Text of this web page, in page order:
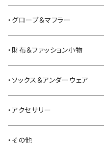
BATTLE LAKE
Barbour
BAYSIDE
BELSTAFF
BIG BILL
パーカー
ジャージ・スウェット
ハーフパンツ・ショートパンツ
ボストンバッグ・ダッフルバッグ
ヒップバッグ・ファニーパック
ブリーフケース
ツールバッグ
サンダル
その他シューズ
シュー用品
・グローブ＆マフラー
・財布＆ファッション小物
・ソックス＆アンダーウェア
・アクセサリー
バングル・ブレスレット
・その他